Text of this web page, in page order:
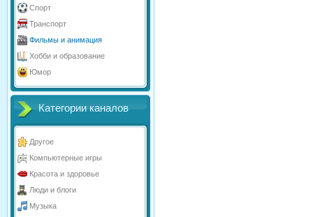
Спорт
Транспорт
Фильмы и анимация
Хобби и образование
Юмор
Категории каналов
Другое
Компьютерные игры
Красота и здоровье
Люди и блоги
Музыка